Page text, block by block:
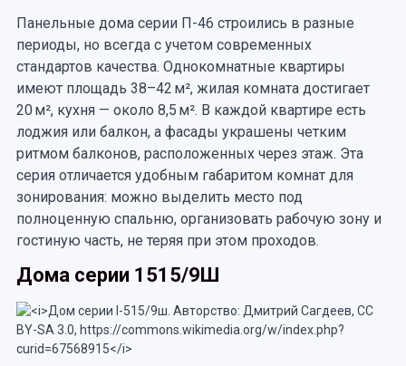
Панельные дома серии П-46 строились в разные
периоды, но всегда с учетом современных
стандартов качества. Однокомнатные квартиры
имеют площадь 38–42 м², жилая комната достигает
20 м², кухня — около 8,5 м². В каждой квартире есть
лоджия или балкон, а фасады украшены четким
ритмом балконов, расположенных через этаж. Эта
серия отличается удобным габаритом комнат для
зонирования: можно выделить место под
полноценную спальню, организовать рабочую зону и
гостиную часть, не теряя при этом проходов.
Дома серии 1515/9Ш